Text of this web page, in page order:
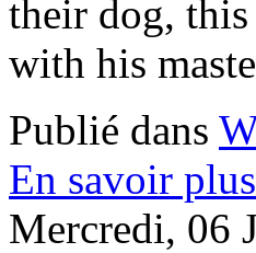
their dog,
with his
Publié dans
En savoir
Mercredi, 06